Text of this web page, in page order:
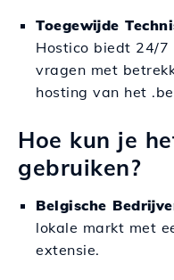
Toegewijde
Hostico biedt 24/7
vragen met
hosting van het
Hoe kun je
gebruiken?
Belgische
lokale markt met
extensie.